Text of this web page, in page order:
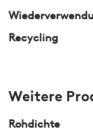
Recycling
Weitere
Rohdichte